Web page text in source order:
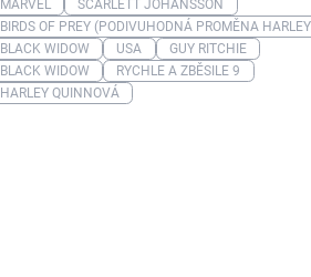
MARVEL
SCARLETT JOHANSSON
BIRDS OF PREY (PODIVUHODNÁ PROMĚNA
BLACK WIDOW
USA
GUY RITCHIE
BLACK WIDOW
RYCHLE A ZBĚSILE 9
HARLEY QUINNOVÁ